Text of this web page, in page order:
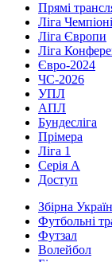
Прямі
Ліга
Ліга Європи
Ліга
Євро-2024
ЧС-2026
УПЛ
АПЛ
Бундесліга
Прімера
Ліга 1
Серія А
Доступ
Збірна
Футбольні
Футзал
Волейбол